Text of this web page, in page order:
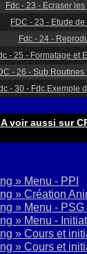
Fdc - 23 - Ecraser
FDC - 23 - Etude de
Fdc - 24 -
- 25 - Formatage et
- 26 - Sub Routines
- 30 - Fdc Exemple
voir aussi sur
» Menu - PPI
» Création
» Menu - PSG
» Menu -
» Cours et
» Cours et